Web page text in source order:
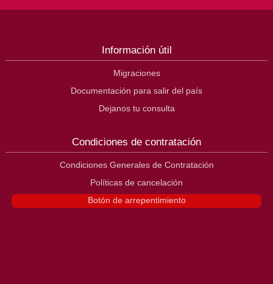
Información útil
Migraciones
Documentación para salir del país
Dejanos tu consulta
Condiciones de contratación
Condiciones Generales de Contratación
Políticas de cancelación
Botón de arrepentimiento